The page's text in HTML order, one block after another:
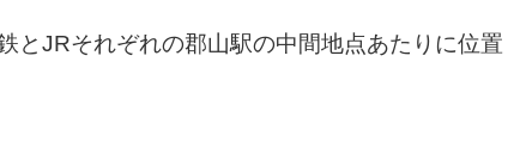
とJRそれぞれの郡山駅の中間地点あたりに位置